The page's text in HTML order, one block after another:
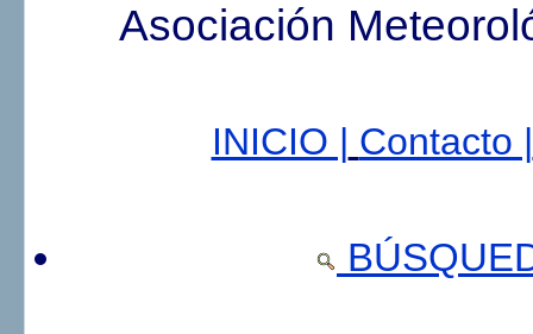
Asociación
INICIO | Contacto |